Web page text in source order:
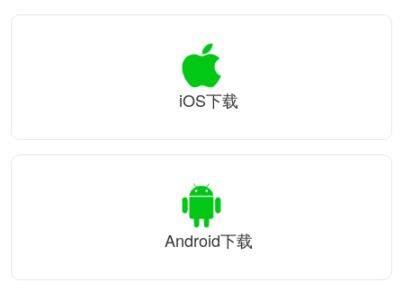
iOS下载
Android下载